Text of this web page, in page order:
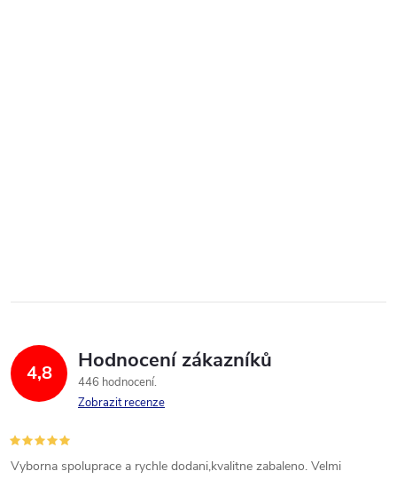
4,8 Hodnocení zákazníků
446 hodnocení
Zobrazit recenze
Vyborna spoluprace a rychle dodani,kvalitne zabaleno. Velmi